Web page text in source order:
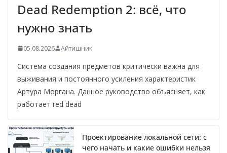
Dead Redemption 2: всё, что
нужно знать
05.08.2026 Айтишник
Система создания предметов критически важна для
выживания и постоянного усиления характеристик
Артура Моргана. Данное руководство объясняет, как
работает red dead
Проектирование локальной сети: с
чего начать и какие ошибки нельзя